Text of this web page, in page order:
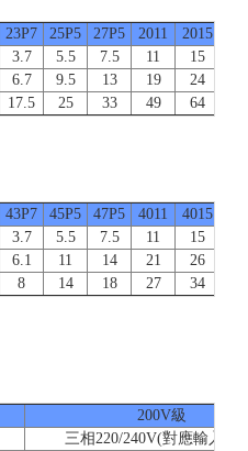
23P7 25P5 27P5 2011 2015
3.7 5.5 7.5 11 15
6.7 9.5 13 19 24
17.5 25 33 49 64
43P7 45P5 47P5 4011 4015
3.7 5.5 7.5 11 15
6.1 11 14 21 26
8 14 18 27 34
200V級
三相220/240V(對應輸入電